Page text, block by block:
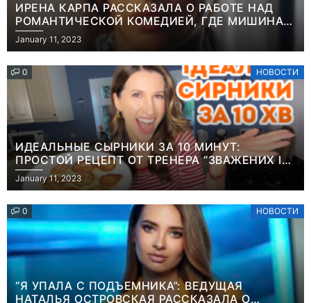
ИРЕНА КАРПА РАССКАЗАЛА О РАБОТЕ НАД
РОМАНТИЧЕСКОЙ КОМЕДИЕЙ, ГДЕ МИШИНА В
РОЛИ МАТЕРИ-ОДИНОЧКИ
January 11, 2023
0 НОВОСТИ
ИДЕАЛЬНЫЕ СЫРНИКИ ЗА 10 МИНУТ:
ПРОСТОЙ РЕЦЕПТ ОТ ТРЕНЕРА “ЗВАЖЕНИХ І
ЩАСЛИВИХ” АНИТЫ ЛУЦЕНКО
January 11, 2023
0 НОВОСТИ
“Я УПАЛА С ПОДЪЕМНИКА”: ВЕДУЩАЯ
НАТАЛЬЯ ОСТРОВСКАЯ РАССКАЗАЛА О